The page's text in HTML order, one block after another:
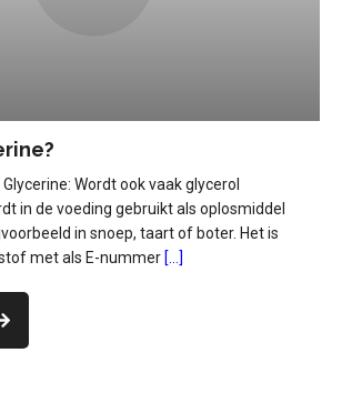
Wordt ook vaak glycerol
in de voeding gebruikt als oplosmiddel
in snoep, taart of boter. Het is
met als E-nummer [...]